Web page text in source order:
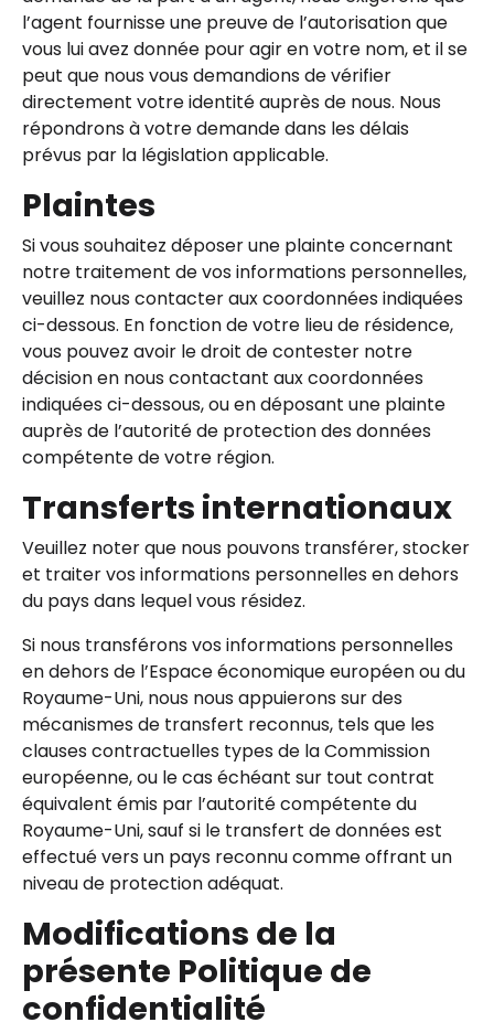
l’agent fournisse une preuve de l’autorisation que
vous lui avez donnée pour agir en votre nom, et il se
peut que nous vous demandions de vérifier
directement votre identité auprès de nous. Nous
répondrons à votre demande dans les délais
prévus par la législation applicable.
Plaintes
Si vous souhaitez déposer une plainte concernant
notre traitement de vos informations personnelles,
veuillez nous contacter aux coordonnées indiquées
ci-dessous. En fonction de votre lieu de résidence,
vous pouvez avoir le droit de contester notre
décision en nous contactant aux coordonnées
indiquées ci-dessous, ou en déposant une plainte
auprès de l’autorité de protection des données
compétente de votre région.
Transferts internationaux
Veuillez noter que nous pouvons transférer, stocker
et traiter vos informations personnelles en dehors
du pays dans lequel vous résidez.
Si nous transférons vos informations personnelles
en dehors de l’Espace économique européen ou du
Royaume-Uni, nous nous appuierons sur des
mécanismes de transfert reconnus, tels que les
clauses contractuelles types de la Commission
européenne, ou le cas échéant sur tout contrat
équivalent émis par l’autorité compétente du
Royaume-Uni, sauf si le transfert de données est
effectué vers un pays reconnu comme offrant un
niveau de protection adéquat.
Modifications de la
présente Politique de
confidentialité